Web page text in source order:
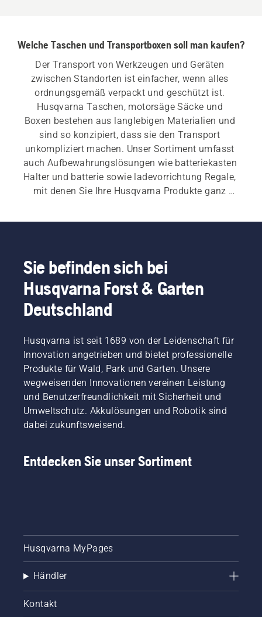
Welche Taschen und Transportboxen soll man kaufen?
Der Transport von Werkzeugen und Geräten
zwischen Standorten ist einfacher, wenn alles
ordnungsgemäß verpackt und geschützt ist.
Husqvarna Taschen, motorsäge Säcke und
Boxen bestehen aus langlebigen Materialien und
sind so konzipiert, dass sie den Transport
unkompliziert machen. Unser Sortiment umfasst
auch Aufbewahrungslösungen wie batteriekasten
Halter und batterie sowie ladevorrichtung Regale,
mit denen Sie Ihre Husqvarna Produkte ganz
Sie befinden sich bei
Husqvarna Forst & Garten
Deutschland
Husqvarna ist seit 1689 von der Leidenschaft für
Innovation angetrieben und bietet professionelle
Produkte für Wald, Park und Garten. Unsere
wegweisenden Innovationen vereinen Leistung
und Benutzerfreundlichkeit mit Sicherheit und
Umweltschutz. Akkulösungen und Robotik sind
dabei zukunftsweisend.
Entdecken Sie unser Sortiment
Husqvarna MyPages
Händler
Kontakt